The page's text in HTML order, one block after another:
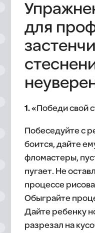
для
1.«Победи свой
Побеседуйте с
боится, дайте
фломастеры,
пугает. Не
процессе
Обыграйте
Дайте ребенку
разрезал на